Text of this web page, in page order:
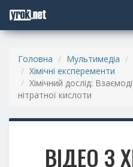
Головна Мультимедіа
Хімічні експеременти
Хімічний дослід:
нітратної кислоти
ВІДЕО З